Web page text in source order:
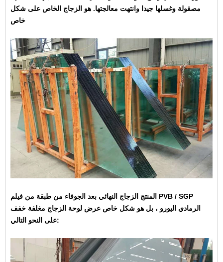
مصقولة وغسلها جيدا وانتهت معالجتها. هو الزجاج الخاص على شكل
خاص
المنتج الزجاج النهائي بعد الجوفاء من طبقة من فيلم PVB / SGP
الرمادي اليورو ، بل هو شكل خاص عرض لوحة الزجاج مغلفة خفف
على النحو التالي: